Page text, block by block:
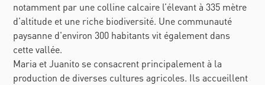
notamment par une colline calcaire l’élevant à 335 mètre
d’altitude et une riche biodiversité. Une communauté
paysanne d'environ 300 habitants vit également dans
cette vallée.
Maria et Juanito se consacrent principalement à la
production de diverses cultures agricoles. Ils accueillent